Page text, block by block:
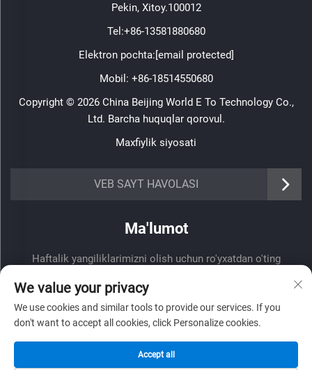
Pekin, Xitoy.100012
Tel:+86-13581880680
Elektron pochta:[email protected]
Mobil: +86-18514550680
Copyright © 2026 China Beijing World E To Technology Co.,
Ltd. Barcha huquqlar qorovul.
Maxfiylik siyosati
VEB SAYT HAVOLASI
Ma'lumot
Haftalik yangiliklarimizni olish uchun ro'yxatdan o'ting
We value your privacy
We use cookies and similar tools to provide our services. If you
don't want to accept all cookies, click Personalize cookies.
Accept all